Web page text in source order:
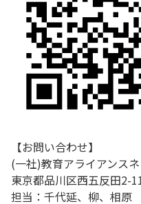
【お問い合わせ】
(一社)教育アライアンス
東京都品川区西五反田2-
担当：千代延、柳、相原